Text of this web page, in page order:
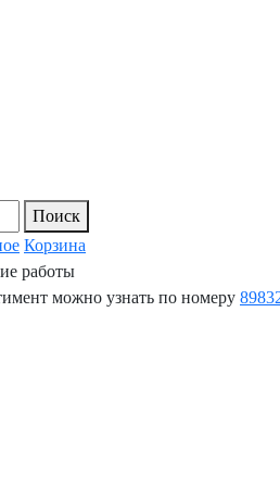
Поиск
Корзина
работы
можно узнать по номеру